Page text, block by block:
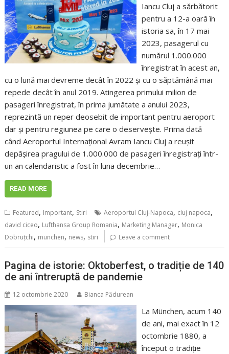
Iancu Cluj a sărbătorit
pentru a 12-a oară în
istoria sa, în 17 mai
2023, pasagerul cu
numărul 1.000.000
înregistrat în acest an,
cu o lună mai devreme decât în 2022 şi cu o săptămână mai
repede decât în anul 2019. Atingerea primului milion de
pasageri înregistrat, în prima jumătate a anului 2023,
reprezintă un reper deosebit de important pentru aeroport
dar şi pentru regiunea pe care o deserveşte. Prima dată
când Aeroportul Internaţional Avram Iancu Cluj a reuşit
depăşirea pragului de 1.000.000 de pasageri înregistraţi într-
un an calendaristic a fost în luna decembrie…
READ MORE
Featured, Important, Stiri Aeroportul Cluj-Napoca, cluj napoca,
david ciceo, Lufthansa Group Romania, Marketing Manager, Monica
Dobruțchi, munchen, news, stiri Leave a comment
Pagina de istorie: Oktoberfest, o tradiție de 140
de ani întreruptă de pandemie
12 octombrie 2020 Bianca Pădurean
La München, acum 140
de ani, mai exact în 12
octombrie 1880, a
început o tradiție